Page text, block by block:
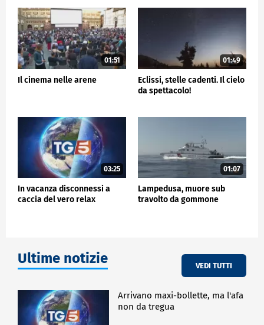
01:51
Il cinema nelle arene
01:49
Eclissi, stelle cadenti. Il cielo
da spettacolo!
03:25
In vacanza disconnessi a
caccia del vero relax
01:07
Lampedusa, muore sub
travolto da gommone
Ultime notizie VEDI TUTTI
Arrivano maxi-bollette, ma l'afa
non da tregua